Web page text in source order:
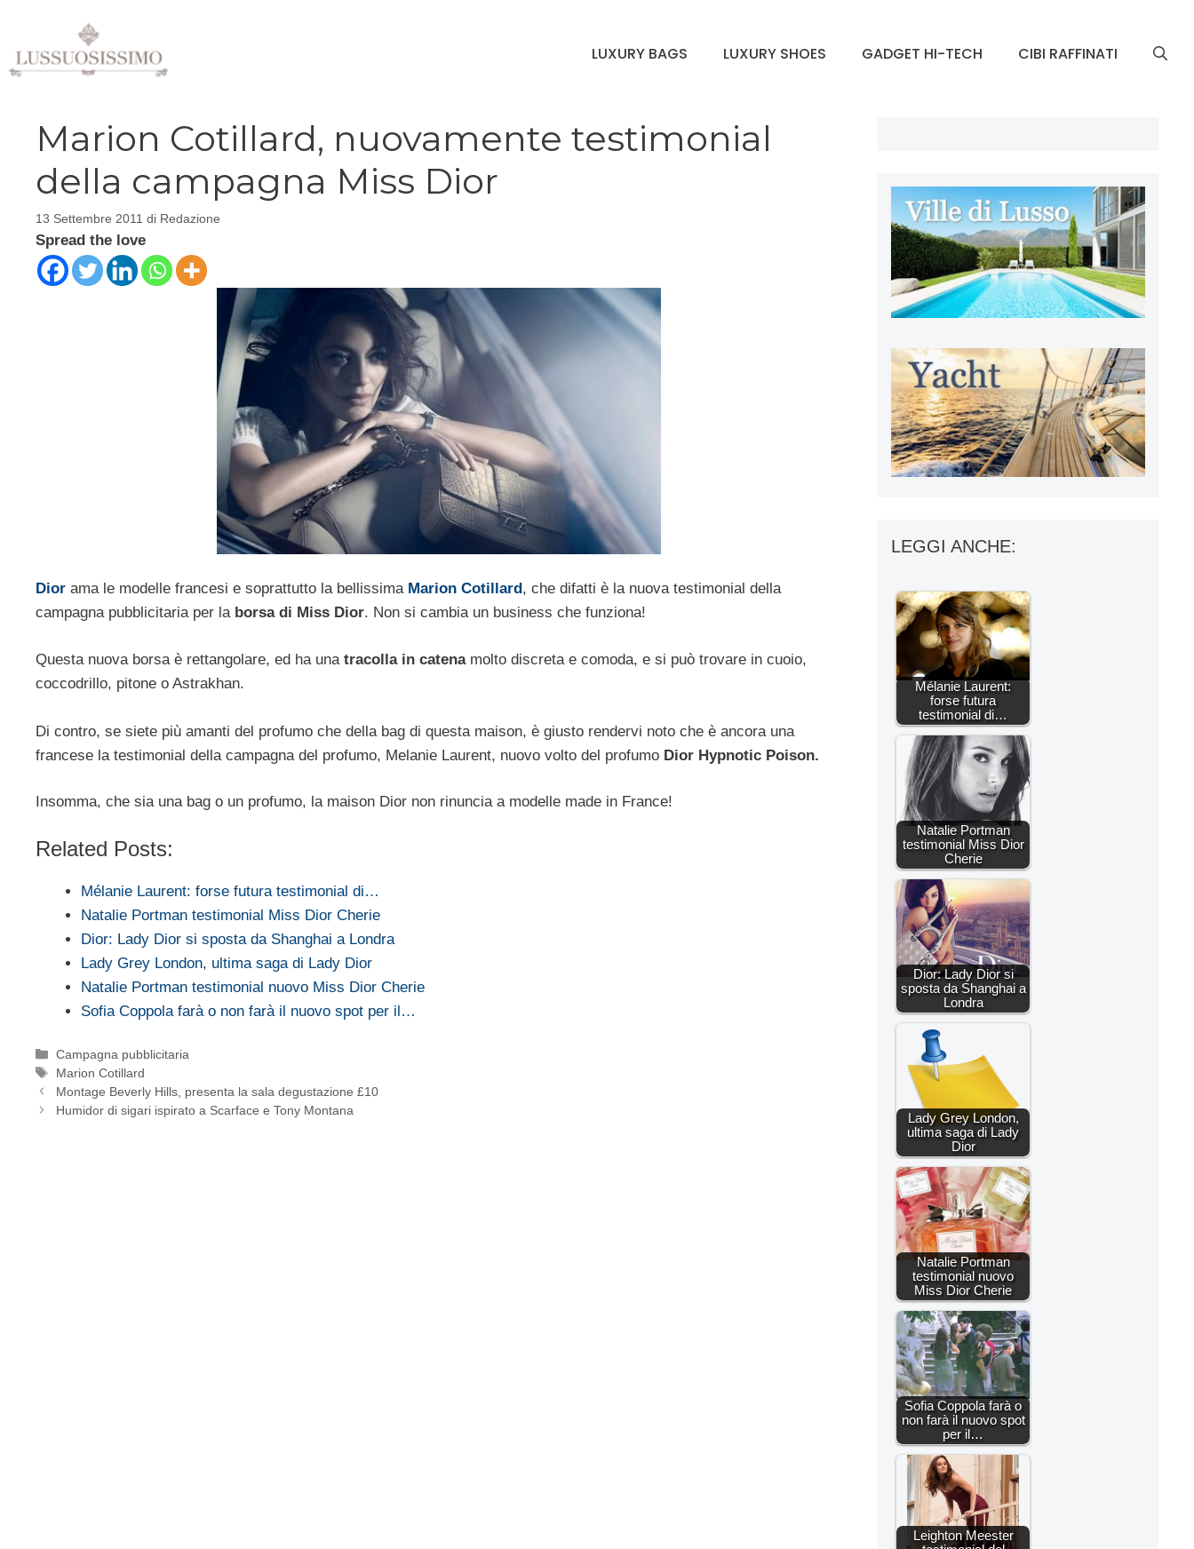
contenuto
LUXURY BAGS LUXURY SHOES GADGET HI-TECH CIBI RAFFINATI
Marion Cotillard, nuovamente testimonial
della campagna Miss Dior
13 Settembre 2011 di Redazione
Spread the love
Dior ama le modelle francesi e soprattutto la bellissima Marion Cotillard, che difatti è la nuova testimonial della
campagna pubblicitaria per la borsa di Miss Dior. Non si cambia un business che funziona!
Questa nuova borsa è rettangolare, ed ha una tracolla in catenamolto discreta e comoda, e si può trovare in cuoio,
coccodrillo, pitone o Astrakhan.
Di contro, se siete più amanti del profumo che della bag di questa maison, è giusto rendervi noto che è ancora una
francese la testimonial della campagna del profumo, Melanie Laurent, nuovo volto del profumo Dior Hypnotic Poison.
Insomma, che sia una bag o un profumo, la maison Dior non rinuncia a modelle made in France!
Related Posts:
Mélanie Laurent: forse futura testimonial di…
Natalie Portman testimonial Miss Dior Cherie
Dior: Lady Dior si sposta da Shanghai a Londra
Lady Grey London, ultima saga di Lady Dior
Natalie Portman testimonial nuovo Miss Dior Cherie
Sofia Coppola farà o non farà il nuovo spot per il…
Categorie
Campagna pubblicitaria
Tag
Marion Cotillard
Montage Beverly Hills, presenta la sala degustazione £10
Humidor di sigari ispirato a Scarface e Tony Montana
LEGGI ANCHE:
Mélanie Laurent:
forse futura
testimonial di…
Natalie Portman
testimonial Miss Dior
Cherie
Dior: Lady Dior si
sposta da Shanghai a
Londra
Lady Grey London,
ultima saga di Lady
Dior
Natalie Portman
testimonial nuovo
Miss Dior Cherie
Sofia Coppola farà o
non farà il nuovo spot
per il…
Leighton Meester